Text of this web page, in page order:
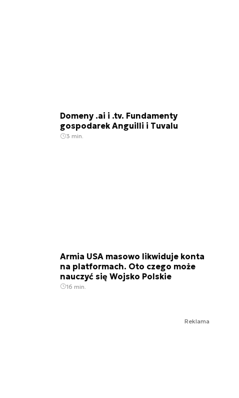
Domeny .ai i .tv. Fundamenty
gospodarek Anguilli i Tuvalu
3 min.
Armia USA masowo likwiduje konta
na platformach. Oto czego może
nauczyć się Wojsko Polskie
16 min.
Reklama